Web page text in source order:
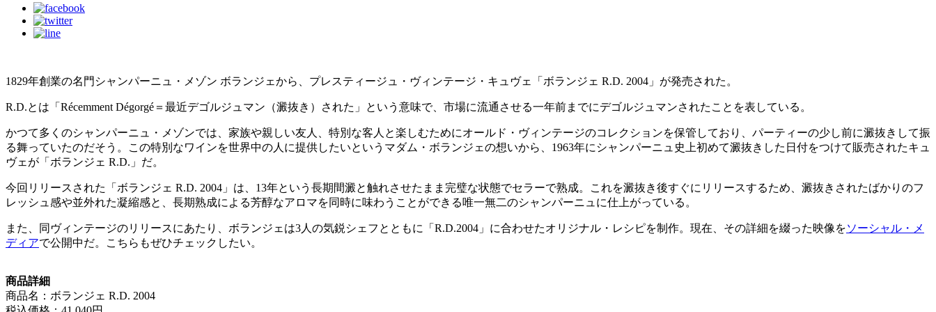
1829年創業の名門シャンパーニュ・メゾン ボランジェから、プレスティージュ・ヴィンテージ・キュヴェ「ボランジェ R.D. 2004」が発売された。
R.D.とは「Récemment Dégorgé＝最近デゴルジュマン（澱抜き）された」という意味で、市場に流通させる一年前までにデゴルジュマンされたことを表している。
かつて多くのシャンパーニュ・メゾンでは、家族や親しい友人、特別な客人と楽しむためにオールド・ヴィンテージのコレクションを保管しており、パーティーの少し前に澱抜きして振
る舞っていたのだそう。この特別なワインを世界中の人に提供したいというマダム・ボランジェの想いから、1963年にシャンパーニュ史上初めて澱抜きした日付をつけて販売されたキュ
ヴェが「ボランジェ R.D.」だ。
今回リリースされた「ボランジェ R.D. 2004」は、13年という長期間澱と触れさせたまま完璧な状態でセラーで熟成。これを澱抜き後すぐにリリースするため、澱抜きされたばかりのフ
レッシュ感や並外れた凝縮感と、長期熟成による芳醇なアロマを同時に味わうことができる唯一無二のシャンパーニュに仕上がっている。
また、同ヴィンテージのリリースにあたり、ボランジェは3人の気鋭シェフとともに「R.D.2004」に合わせたオリジナル・レシピを制作。現在、その詳細を綴った映像をソーシャル・メ
ディアで公開中だ。こちらもぜひチェックしたい。
商品詳細
商品名：ボランジェ R.D. 2004